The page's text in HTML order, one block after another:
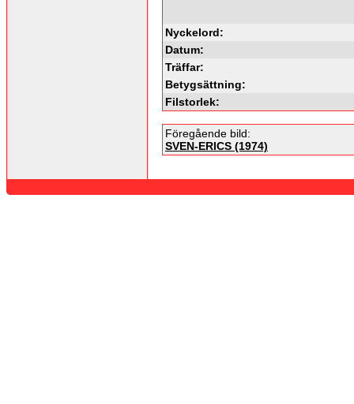
Nyckelord:
Datum:
Träffar:
Betygsättning:
Filstorlek:
Föregående bild:
SVEN-ERICS (1974)